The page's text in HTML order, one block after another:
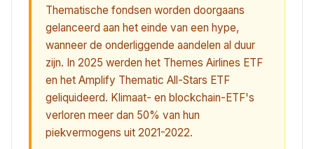
Thematische fondsen worden doorgaans
gelanceerd aan het einde van een hype,
wanneer de onderliggende aandelen al duur
zijn. In 2025 werden het Themes Airlines ETF
en het Amplify Thematic All-Stars ETF
geliquideerd. Klimaat- en blockchain-ETF's
verloren meer dan 50% van hun
piekvermogens uit 2021-2022.